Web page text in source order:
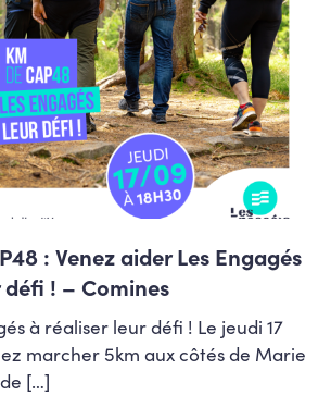
: Venez aider Les Engagés
! – Comines
à réaliser leur défi ! Le jeudi 17
marcher 5km aux côtés de Marie
[…]